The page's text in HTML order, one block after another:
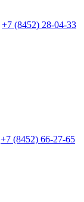
+7 (8452) 28-04-33
+7 (8452) 66-27-65